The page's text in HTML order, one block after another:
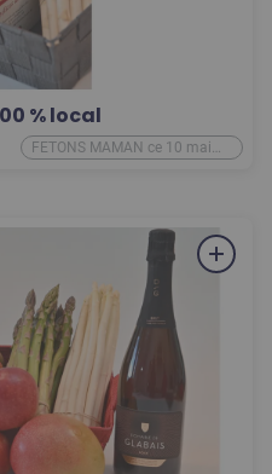
% local
FETONS MAMAN ce 10 mai
2026